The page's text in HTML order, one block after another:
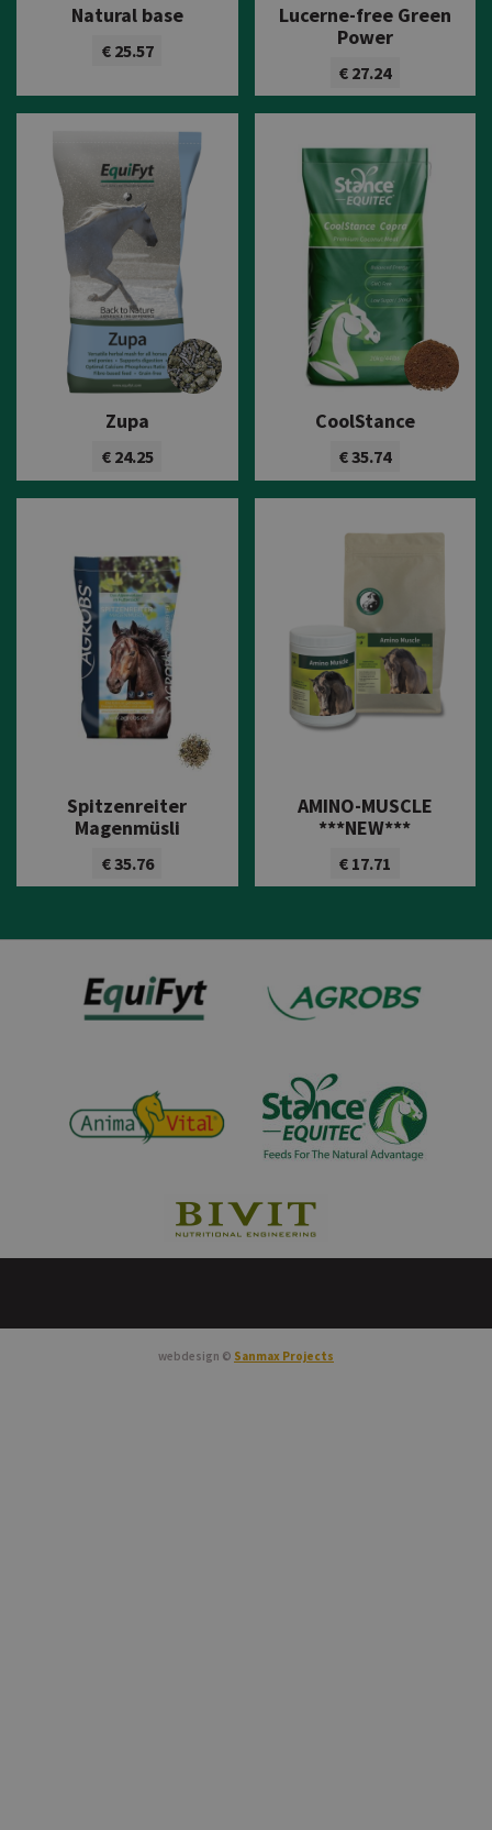
Natural base
€ 25.57
Lucerne-free Green
Power
€ 27.24
Bekijk product
Zupa
€ 24.25
Bekijk product
CoolStance
€ 35.74
Bekijk product
Spitzenreiter
Magenmüsli
€ 35.76
Bekijk product
AMINO-MUSCLE
***NEW***
€ 17.71
Bekijk product
webdesign © Sanmax Projects